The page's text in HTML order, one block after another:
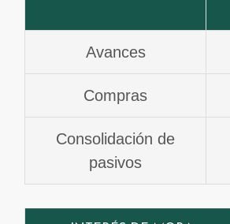
Avances
Compras
Consolidación de
pasivos